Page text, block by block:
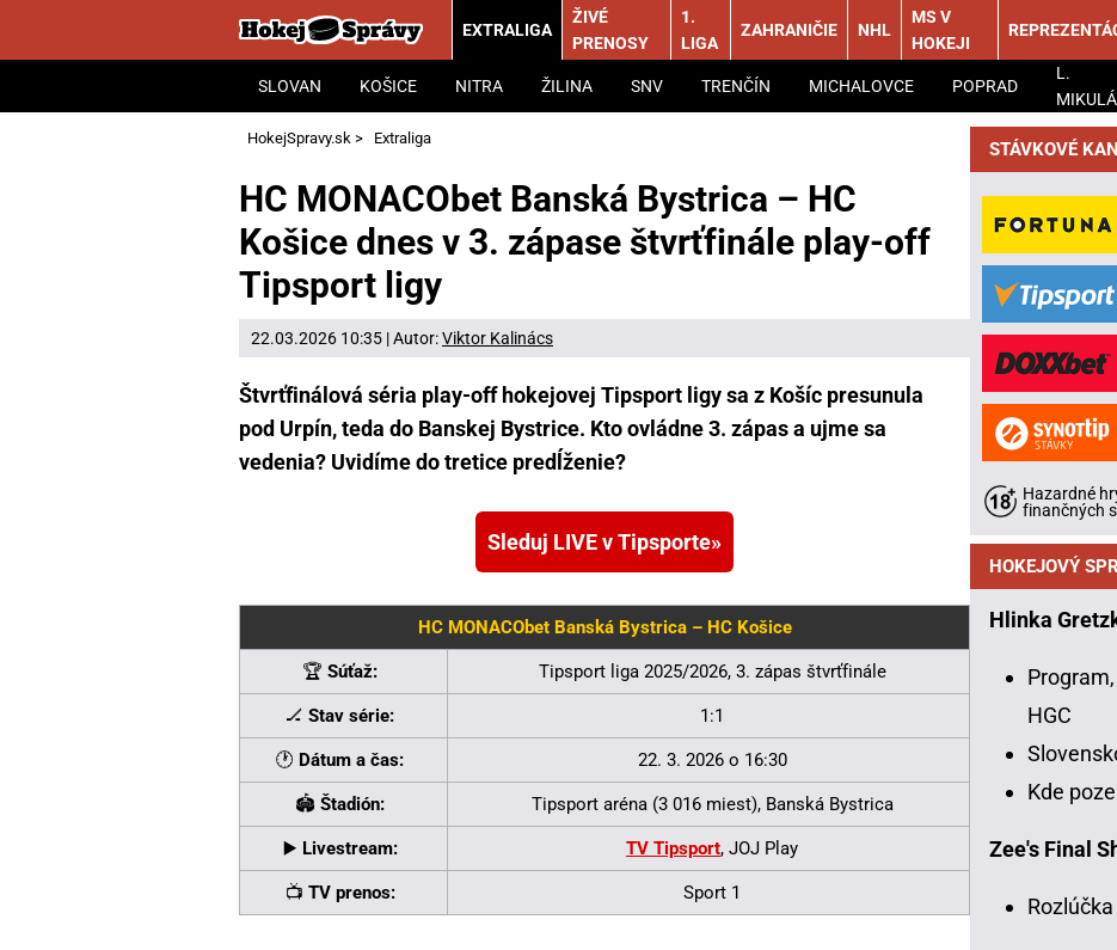
EXTRALIGA
SLOVAN KOŠICE NITRA ŽILINA SNV TRENČÍN MICHALOVCE POPRAD
L.
ŽIVÉ
PRENOSY
1.
LIGA
ZAHRANIČIE NHL
MS V
HOKEJI
HokejSpravy.sk > Extraliga
HC MONACObet Banská Bystrica – HC
Košice dnes v 3. zápase štvrťfinále play-off
Tipsport ligy
22.03.2026 10:35 | Autor:Viktor Kalinács
Štvrťfinálová séria play-off hokejovej Tipsport ligy sa z Košíc presunula
pod Urpín, teda do Banskej Bystrice. Kto ovládne 3. zápas a ujme sa
vedenia? Uvidíme do tretice predĺženie?
Sleduj LIVE v Tipsporte
HC MONACObet Banská Bystrica – HC Košice
🏆 Súťaž: Tipsport liga 2025/2026, 3. zápas štvrťfinále
🏒 Stav série: 1:1
🕐 Dátum a čas: 22. 3. 2026 o 16:30
🏟 Štadión: Tipsport aréna (3 016 miest), Banská Bystrica
▶️ Livestream: TV Tipsport, JOJ Play
📺 TV prenos: Sport 1
STÁVKOVÉ
Hazardné
finančných
HOKEJOVÝ
Hlinka
HGC
Kde
Zee's Final